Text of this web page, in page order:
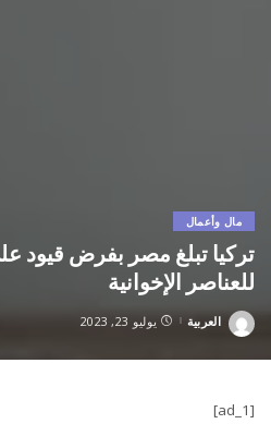
مال وأعمال
تركيا تبلغ مصر بفرض قيود
للعناصر الإخوانية
Posted
العربية يوليو 23, 2023
[ad_1]